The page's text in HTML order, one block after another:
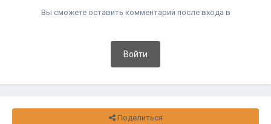
Вы сможете оставить комментарий после входа в
Войти
Поделиться